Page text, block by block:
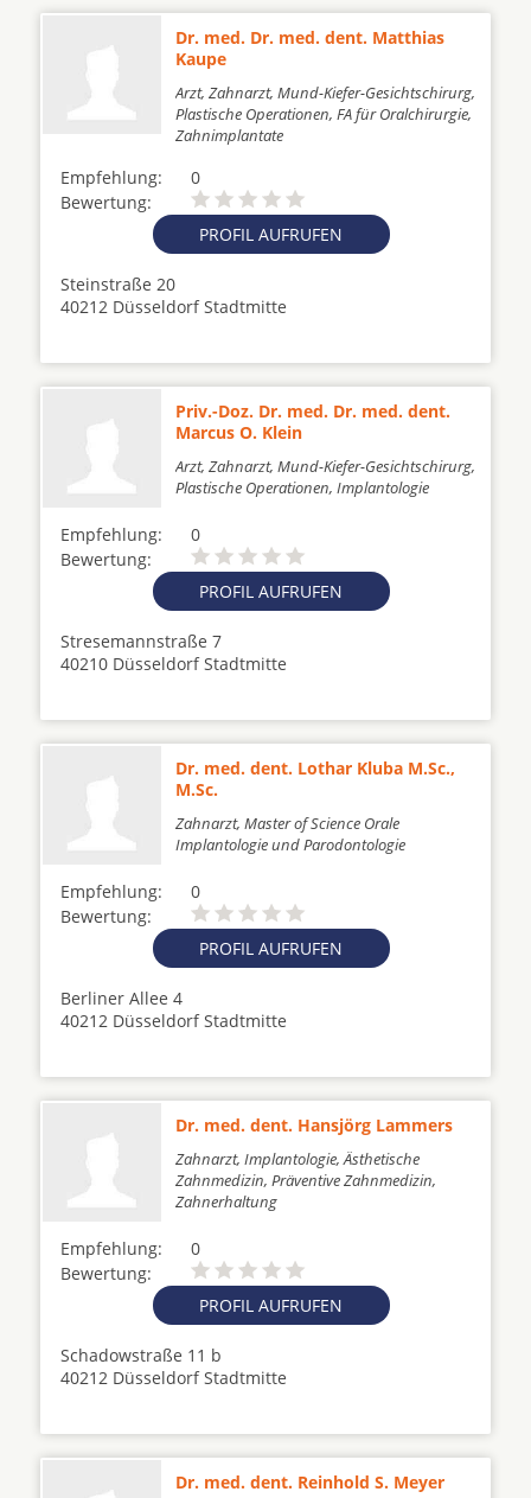
Dr. med. Dr. med. dent. Matthias
Kaupe
Arzt, Zahnarzt, Mund-Kiefer-Gesichtschirurg,
Plastische Operationen, FA für Oralchirurgie,
Zahnimplantate
Empfehlung:
0
Bewertung:
PROFIL AUFRUFEN
Steinstraße 20
40212 Düsseldorf Stadtmitte
Priv.-Doz. Dr. med. Dr. med. dent.
Marcus O. Klein
Arzt, Zahnarzt, Mund-Kiefer-Gesichtschirurg,
Plastische Operationen, Implantologie
Empfehlung:
0
Bewertung:
PROFIL AUFRUFEN
Stresemannstraße 7
40210 Düsseldorf Stadtmitte
Dr. med. dent. Lothar Kluba M.Sc.,
M.Sc.
Zahnarzt, Master of Science Orale
Implantologie und Parodontologie
Empfehlung:
0
Bewertung:
PROFIL AUFRUFEN
Berliner Allee 4
40212 Düsseldorf Stadtmitte
Dr. med. dent. Hansjörg Lammers
Zahnarzt, Implantologie, Ästhetische
Zahnmedizin, Präventive Zahnmedizin,
Zahnerhaltung
Empfehlung:
0
Bewertung:
PROFIL AUFRUFEN
Schadowstraße 11 b
40212 Düsseldorf Stadtmitte
Dr. med. dent. Reinhold S. Meyer